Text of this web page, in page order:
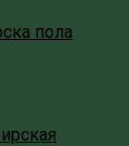
пола